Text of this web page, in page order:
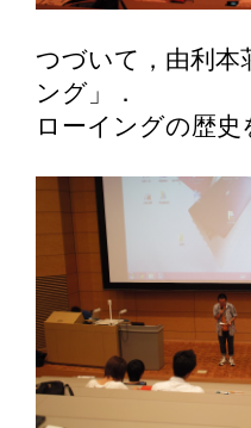
つづいて，由利本
ング」．
ローイングの歴